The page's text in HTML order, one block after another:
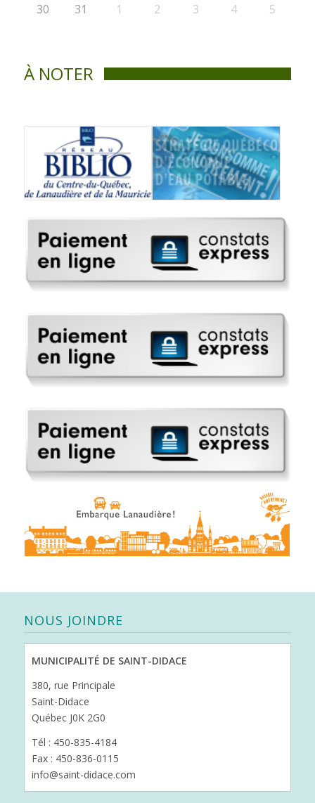
30 31 1 2 3 4 5
À NOTER
NOUS JOINDRE
MUNICIPALITÉ DE SAINT-DIDACE
380, rue Principale
Saint-Didace
Québec J0K 2G0
Tél : 450-835-4184
Fax : 450-836-0115
info@saint-didace.com